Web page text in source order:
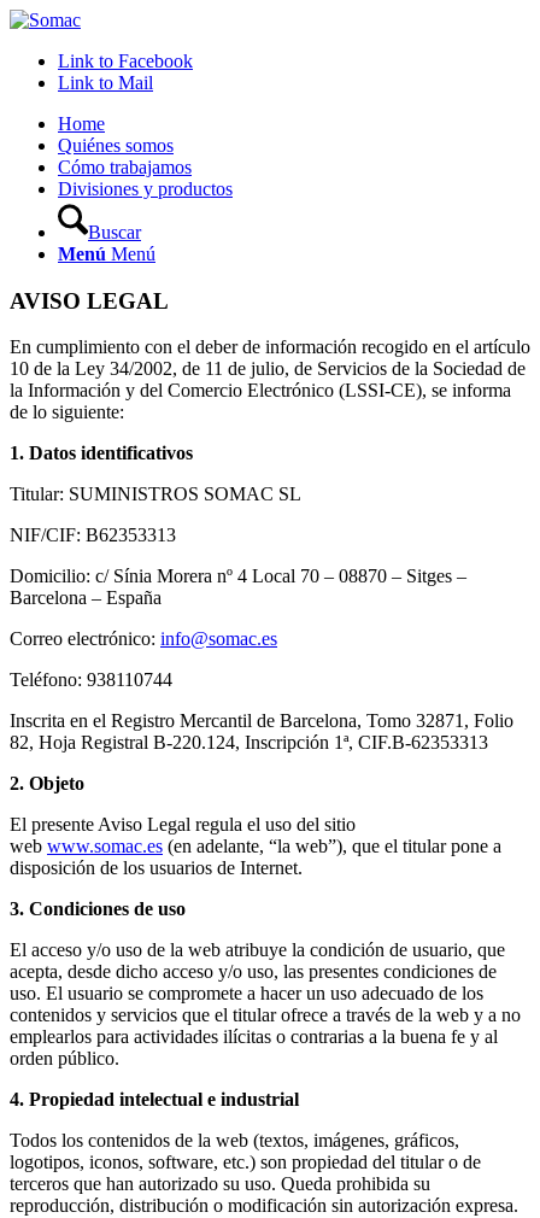
Link to Facebook
Link to Mail
Home
Quiénes somos
Cómo trabajamos
Divisiones y productos
Buscar
Menú Menú
AVISO LEGAL
En cumplimiento con el deber de información recogido en el artículo
10 de la Ley 34/2002, de 11 de julio, de Servicios de la Sociedad de
la Información y del Comercio Electrónico (LSSI-CE), se informa
de lo siguiente:
1. Datos identificativos
Titular: SUMINISTROS SOMAC SL
NIF/CIF: B62353313
Domicilio: c/ Sínia Morera nº 4 Local 70 – 08870 – Sitges –
Barcelona – España
Correo electrónico: info@somac.es
Teléfono: 938110744
Inscrita en el Registro Mercantil de Barcelona, Tomo 32871, Folio
82, Hoja Registral B-220.124, Inscripción 1ª, CIF.B-62353313
2. Objeto
El presente Aviso Legal regula el uso del sitio
web www.somac.es (en adelante, “la web”), que el titular pone a
disposición de los usuarios de Internet.
3. Condiciones de uso
El acceso y/o uso de la web atribuye la condición de usuario, que
acepta, desde dicho acceso y/o uso, las presentes condiciones de
uso. El usuario se compromete a hacer un uso adecuado de los
contenidos y servicios que el titular ofrece a través de la web y a no
emplearlos para actividades ilícitas o contrarias a la buena fe y al
orden público.
4. Propiedad intelectual e industrial
Todos los contenidos de la web (textos, imágenes, gráficos,
logotipos, iconos, software, etc.) son propiedad del titular o de
terceros que han autorizado su uso. Queda prohibida su
reproducción, distribución o modificación sin autorización expresa.